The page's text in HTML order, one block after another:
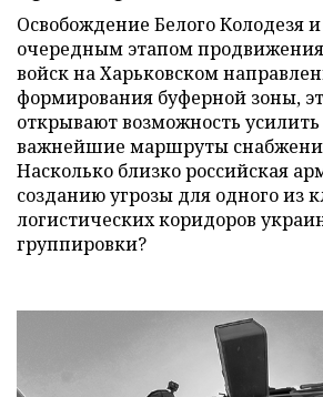
Освобождение Белого Колодезя
очередным этапом
войск на Харьковском
формирования буферной зоны,
открывают возможность
важнейшие маршруты
Насколько близко российская
созданию угрозы для одного из
логистических коридоров
группировки?